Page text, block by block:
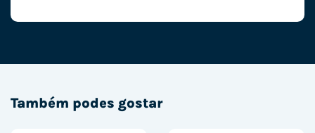
Também podes gostar